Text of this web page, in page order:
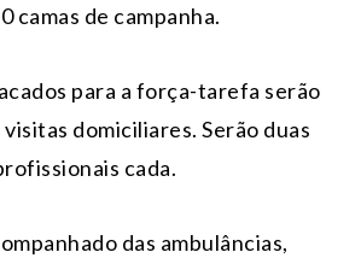
camas de campanha.
para a força-tarefa serão
domiciliares. Serão duas
cada.
das ambulâncias,